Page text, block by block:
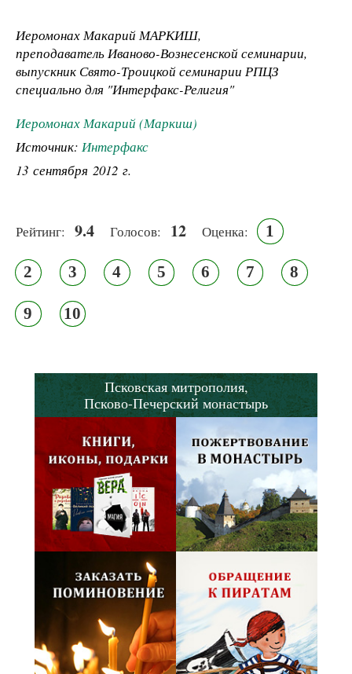
Иеромонах Макарий МАРКИШ,
преподаватель Иваново-Вознесенской семинарии,
выпускник Свято-Троицкой семинарии РПЦЗ
специально для "Интерфакс-Религия"
Иеромонах Макарий (Маркиш)
Источник: Интерфакс
13 сентября 2012 г.
Рейтинг: 9.4 Голосов: 12 Оценка: 1
2 3 4 5 6 7 8
9 10
Псковская митрополия,
Псково-Печерский монастырь